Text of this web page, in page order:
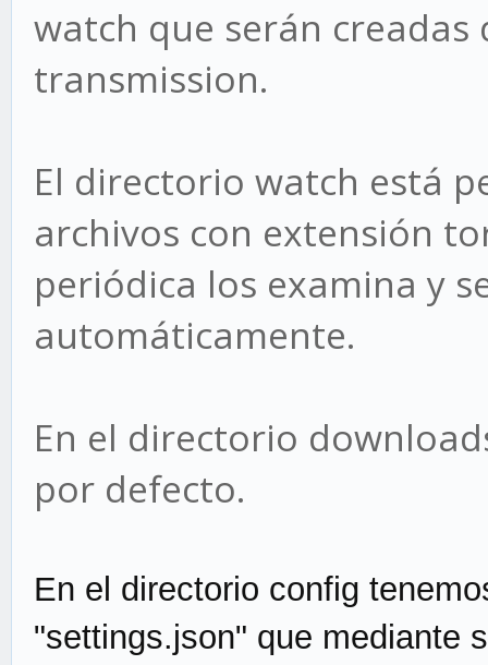
watch que serán
transmission.
El directorio watch está
archivos con extensión
periódica los examina y
automáticamente.
En el directorio
por defecto.
En el directorio config
"settings.json" que mediante